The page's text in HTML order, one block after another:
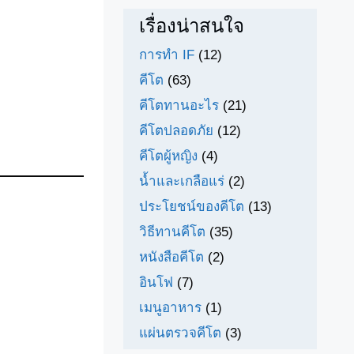
เรื่องน่าสนใจ
การทำ IF (12)
คีโต (63)
คีโตทานอะไร (21)
คีโตปลอดภัย (12)
คีโตผู้หญิง (4)
น้ำและเกลือแร่ (2)
ประโยชน์ของคีโต (13)
วิธีทานคีโต (35)
หนังสือคีโต (2)
อินโฟ (7)
เมนูอาหาร (1)
แผ่นตรวจคีโต (3)